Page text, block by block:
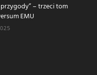
przygody” – trzeci tom
EMU